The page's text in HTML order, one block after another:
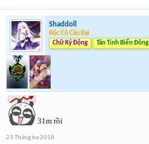
Shaddoll
Độc Cô Cầu Bại
Chữ Ký Động
Tân Tinh Biển Đông
31m rồi
23 Tháng ba 2018